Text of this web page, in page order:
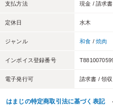
支払方法 現金 / 請求
定休日 水木
ジャンル 和食 / 焼肉
インボイス登録番号
電子発行可 請求書 / 領
はまじの特定商取引法に基づく表記